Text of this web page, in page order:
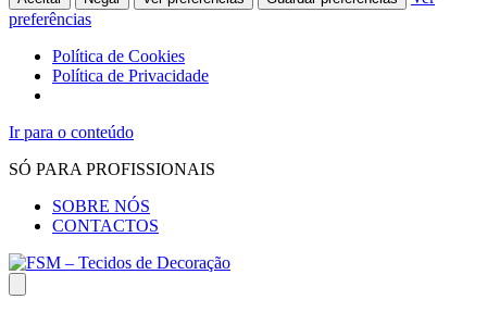
preferências
Política de Cookies
Política de Privacidade
Ir para o conteúdo
SÓ PARA PROFISSIONAIS
SOBRE NÓS
CONTACTOS